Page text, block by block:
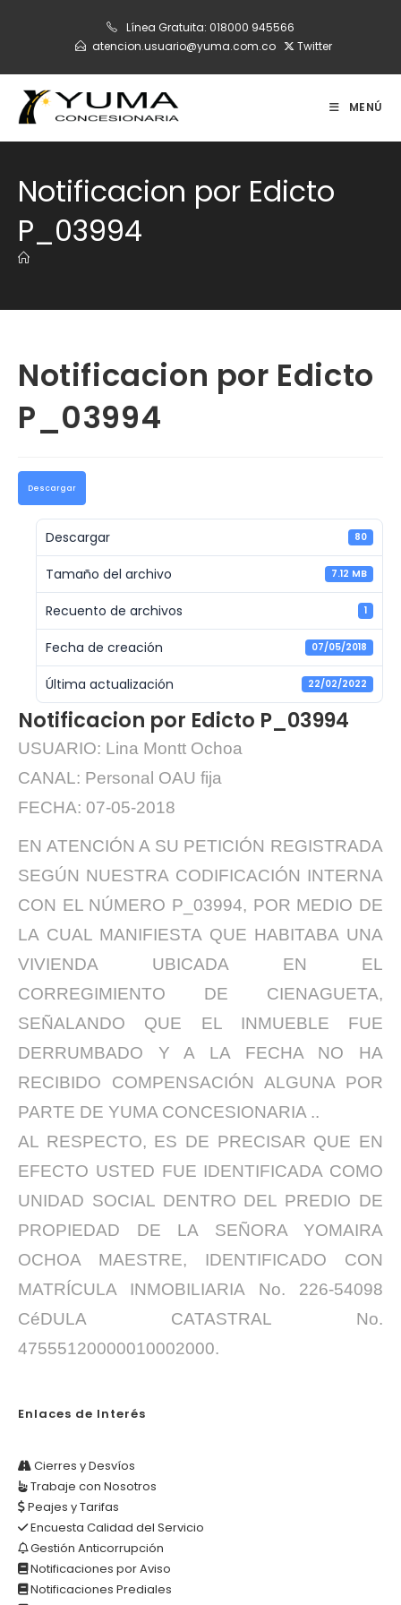
Línea Gratuita: 018000 945566
atencion.usuario@yuma.com.co
Twitter
MENÚ
Notificacion por Edicto
P_03994
Notificacion por Edicto
P_03994
Descargar
Descargar 80
Tamaño del archivo 7.12 MB
Recuento de archivos 1
Fecha de creación 07/05/2018
Última actualización 22/02/2022
Notificacion por Edicto P_03994
USUARIO: Lina Montt Ochoa
CANAL: Personal OAU fija
FECHA: 07-05-2018
EN ATENCIÓN A SU PETICIÓN REGISTRADA
SEGÚN NUESTRA CODIFICACIÓN INTERNA
CON EL NÚMERO P_03994, POR MEDIO DE
LA CUAL MANIFIESTA QUE HABITABA UNA
VIVIENDA UBICADA EN EL
CORREGIMIENTO DE CIENAGUETA,
SEÑALANDO QUE EL INMUEBLE FUE
DERRUMBADO Y A LA FECHA NO HA
RECIBIDO COMPENSACIÓN ALGUNA POR
PARTE DE YUMA CONCESIONARIA ..
AL RESPECTO, ES DE PRECISAR QUE EN
EFECTO USTED FUE IDENTIFICADA COMO
UNIDAD SOCIAL DENTRO DEL PREDIO DE
PROPIEDAD DE LA SEÑORA YOMAIRA
OCHOA MAESTRE, IDENTIFICADO CON
MATRÍCULA INMOBILIARIA No. 226-54098
CéDULA CATASTRAL No.
47555120000010002000.
Enlaces de Interés
Cierres y Desvíos
Trabaje con Nosotros
Peajes y Tarifas
Encuesta Calidad del Servicio
Gestión Anticorrupción
Notificaciones por Aviso
Notificaciones Prediales